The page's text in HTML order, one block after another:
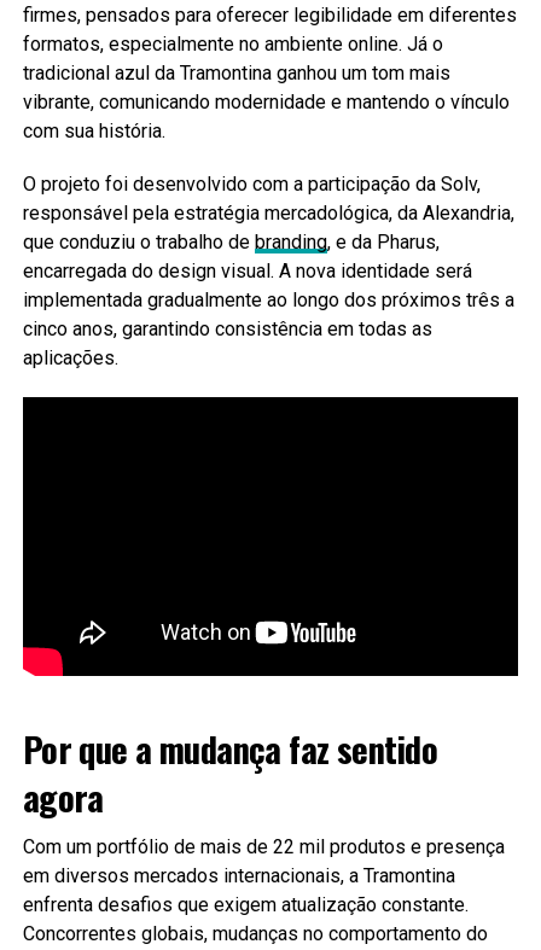
firmes, pensados para oferecer legibilidade em diferentes
formatos, especialmente no ambiente online. Já o
tradicional azul da Tramontina ganhou um tom mais
vibrante, comunicando modernidade e mantendo o vínculo
com sua história.
O projeto foi desenvolvido com a participação da Solv,
responsável pela estratégia mercadológica, da Alexandria,
que conduziu o trabalho de branding, e da Pharus,
encarregada do design visual. A nova identidade será
implementada gradualmente ao longo dos próximos três a
cinco anos, garantindo consistência em todas as
aplicações.
Por que a mudança faz sentido
agora
Com um portfólio de mais de 22 mil produtos e presença
em diversos mercados internacionais, a Tramontina
enfrenta desafios que exigem atualização constante.
Concorrentes globais, mudanças no comportamento do